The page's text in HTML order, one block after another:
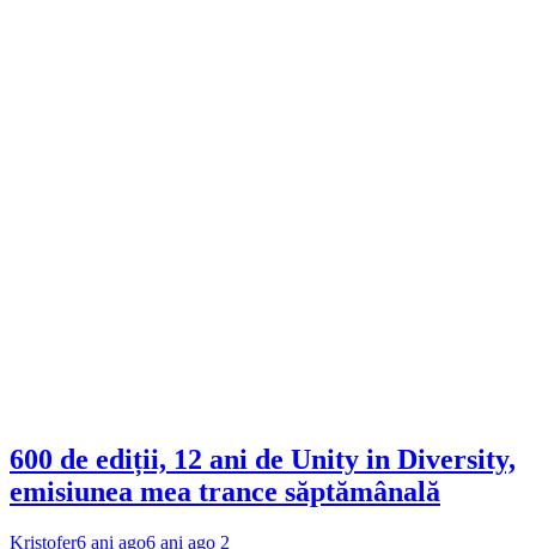
600 de ediții, 12 ani de Unity in Diversity,
emisiunea mea trance săptămânală
Kristofer6 ani ago6 ani ago 2